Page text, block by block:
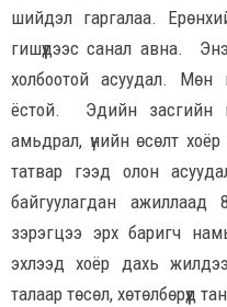
шийдэл гаргалаа.
гишүүдээс санал авна.
холбоотой асуудал. Мөн
ёстой. Эдийн засгийн
амьдрал, үнийн өсөлт
татвар гээд олон
байгуулагдан
зэрэгцээ эрх баригч
эхлээд хоёр дахь
талаар төсөл, хөтөлбөрүүд